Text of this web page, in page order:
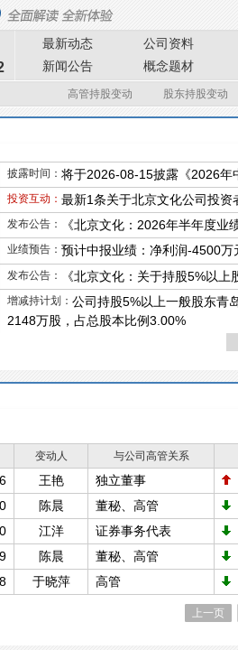
最新动态 公司资料
新闻公告
概念题材
高管持股变动 股东持股变动
披露时间： 将于2026-08-15披露《2026年
投资互动： 最新1条关于北京文化公司投资
发布公告： 《北京文化：2026年半年度业
业绩预告： 预计中报业绩：净利润-4500
发布公告： 《北京文化：关于持股5%以上
增减持计划： 公司持股5%以上一般股东青
2148万股，占总股本比例3.00%
变动人 与公司高管关系
王艳 独立董事
陈晨 董秘、高管
江洋 证券事务代表
陈晨 董秘、高管
于晓萍 高管
上一页